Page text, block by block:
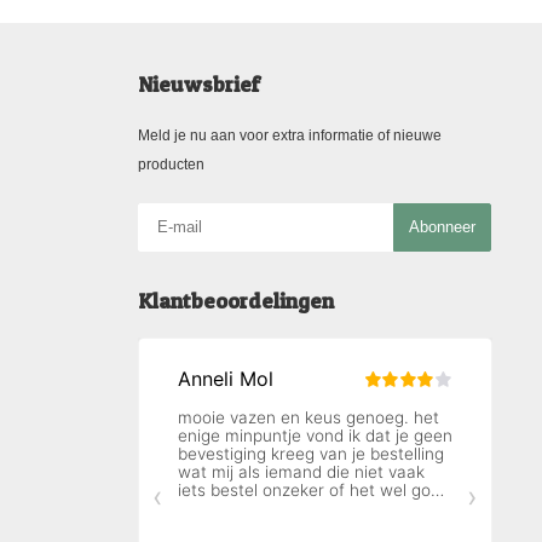
Nieuwsbrief
Meld je nu aan voor extra informatie of nieuwe
producten
Abonneer
Klantbeoordelingen